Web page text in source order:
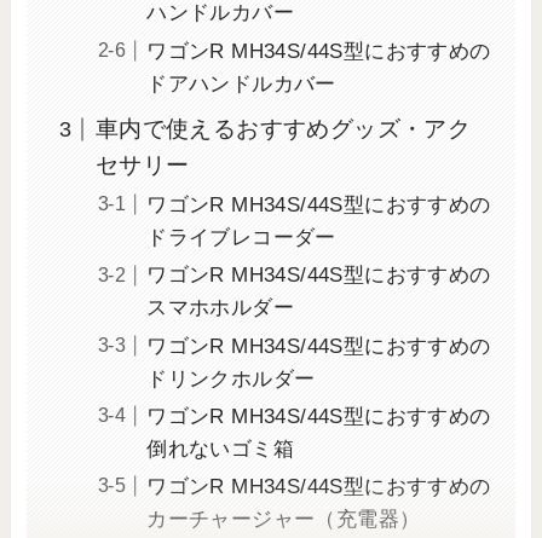
ハンドルカバー
ワゴンR MH34S/44S型におすすめの
ドアハンドルカバー
車内で使えるおすすめグッズ・アク
セサリー
ワゴンR MH34S/44S型におすすめの
ドライブレコーダー
ワゴンR MH34S/44S型におすすめの
スマホホルダー
ワゴンR MH34S/44S型におすすめの
ドリンクホルダー
ワゴンR MH34S/44S型におすすめの
倒れないゴミ箱
ワゴンR MH34S/44S型におすすめの
カーチャージャー（充電器）